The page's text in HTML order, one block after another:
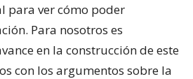
para ver cómo poder
Para nosotros es
en la construcción de este
con los argumentos sobre la